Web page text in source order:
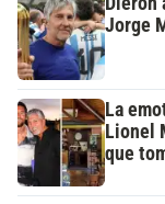
Jorge
La
Lionel
que